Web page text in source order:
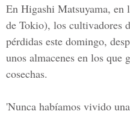
En Higashi Matsuyama, en
de Tokio), los cultivadores
pérdidas este domingo,
unos almacenes en los que
cosechas.
'Nunca habíamos vivido